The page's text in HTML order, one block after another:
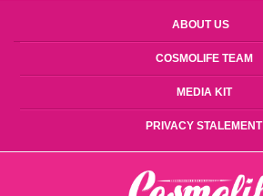
ABOUT US
COSMOLIFE TEAM
MEDIA KIT
PRIVACY STALEMENT